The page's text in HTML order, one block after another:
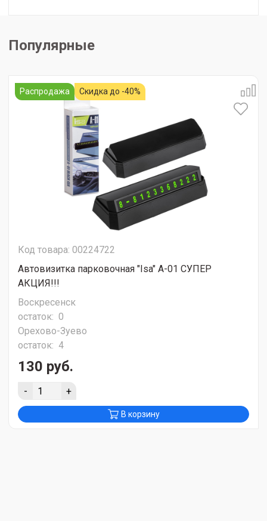
Популярные
Распродажа Скидка до -40%
Код товара: 00224722
Автовизитка парковочная "Isa" A-01 СУПЕР
АКЦИЯ!!!
Воскресенск
остаток: 0
Орехово-Зуево
остаток: 4
130 руб.
- +
В корзину